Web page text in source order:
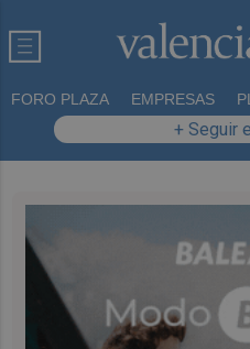
FORO PLAZA EMPRESAS
+ Seguir